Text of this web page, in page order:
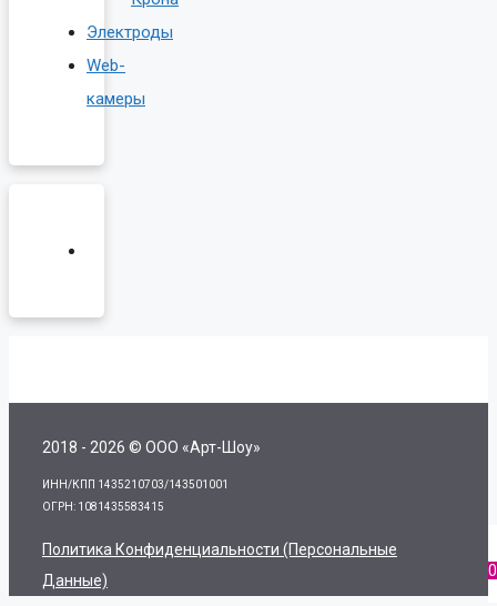
Электроды
Web-
камеры
2018 - 2026 © ООО «Арт-Шоу»
ИНН/КПП 1435210703/143501001
ОГРН: 1081435583415
Политика Конфиденциальности (персональные
Данные)
0